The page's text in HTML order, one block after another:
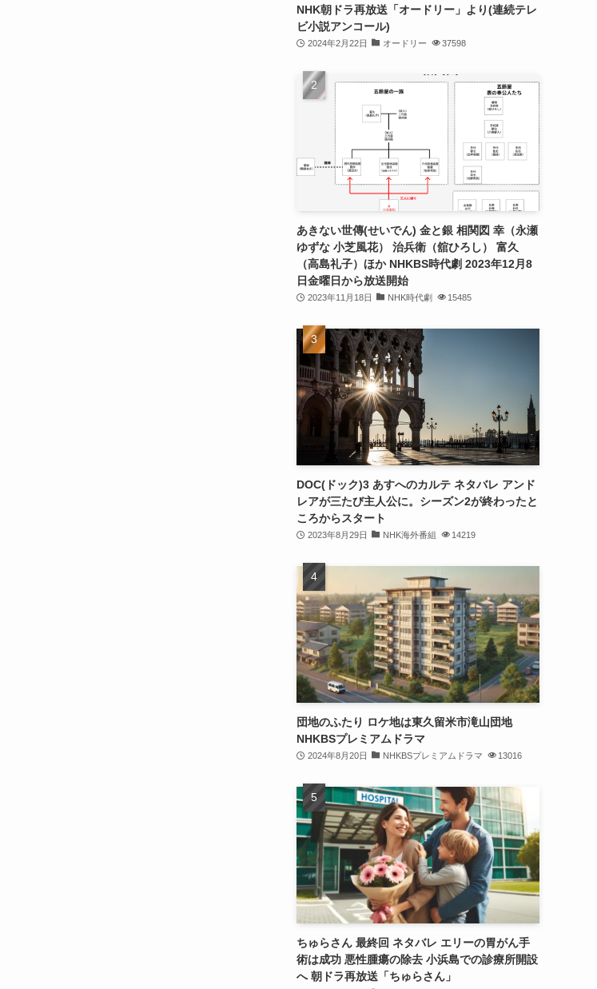
NHK朝ドラ再放送「オードリー」より(連続テレ
ビ小説アンコール)
2024年2月22日 オードリー 37598
あきない世傳(せいでん) 金と銀 相関図 幸（永瀬
ゆずな 小芝風花） 治兵衛（舘ひろし） 富久
（高島礼子）ほか NHKBS時代劇 2023年12月8
日金曜日から放送開始
2023年11月18日 NHK時代劇 15485
DOC(ドック)3 あすへのカルテ ネタバレ アンド
レアが三たび主人公に。シーズン2が終わったと
ころからスタート
2023年8月29日 NHK海外番組 14219
団地のふたり ロケ地は東久留米市滝山団地
NHKBSプレミアムドラマ
2024年8月20日 NHKBSプレミアムドラマ 13016
ちゅらさん 最終回 ネタバレ エリーの胃がん手
術は成功 悪性腫瘍の除去 小浜島での診療所開設
へ 朝ドラ再放送「ちゅらさん」